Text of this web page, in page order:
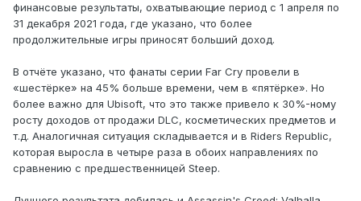
финансовые результаты, охватывающие период с 1 апреля по
31 декабря 2021 года, где указано, что более
продолжительные игры приносят больший доход.
В отчёте указано, что фанаты серии Far Cry провели в
«шестёрке» на 45% больше времени, чем в «пятёрке». Но
более важно для Ubisoft, что это также привело к 30%-ному
росту доходов от продажи DLC, косметических предметов и
т.д. Аналогичная ситуация складывается и в Riders Republic,
которая выросла в четыре раза в обоих направлениях по
сравнению с предшественницей Steep.